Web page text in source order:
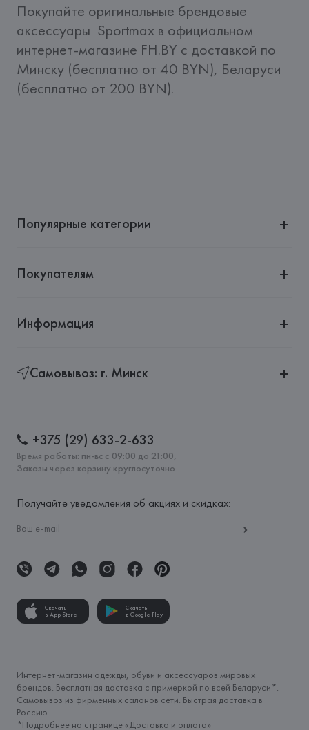
Покупайте оригинальные брендовые
аксессуары  Sportmax в официальном
интернет-магазине FH.BY c доставкой по
Минску (бесплатно от 40 BYN), Беларуси
(бесплатно от 200 BYN).
Популярные категории
Покупателям
Информация
Самовывоз: г. Минск
+375 (29) 633-2-633
Время работы: пн-вс с 09:00 до 21:00,
Заказы через корзину круглосуточно
Получайте уведомления об акциях и скидках:
Скачать
в App Store
Скачать
в Google Play
Интернет-магазин одежды, обуви и аксессуаров мировых
брендов. Бесплатная доставка с примеркой по всей Беларуси*.
Самовывоз из фирменных салонов сети. Быстрая доставка в
Россию.
*Подробнее на странице «Доставка и оплата»